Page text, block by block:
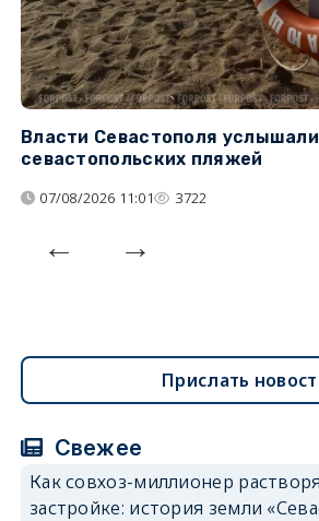
Власти Севастополя
севастопольских пляжей
07/08/2026 11:01 3722
Прислать
Свежее
Как совхоз-миллионер
застройке: история земли